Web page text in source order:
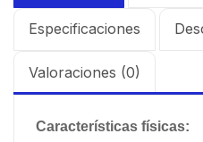
Especificaciones
Valoraciones (0)
Características físicas: